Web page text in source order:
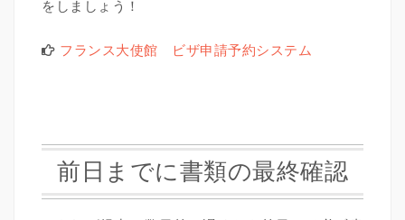
をしましょう！
フランス大使館 ビザ申請予約システム
前日までに書類の最終確認